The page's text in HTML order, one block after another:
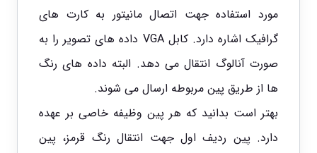
مورد استفاده جهت اتصال مانیتور به کارت های
گرافیک اشاره دارد. کابل VGA داده های تصویر را به
صورت آنالوگ انتقال می دهد. البته داده های رنگ
ها از طریق پین مربوطه ارسال می شوند.
بهتر است بدانید که هر پین وظیفه خاصی بر عهده
دارد. پین ردیف اول جهت انتقال رنگ قرمز، پین